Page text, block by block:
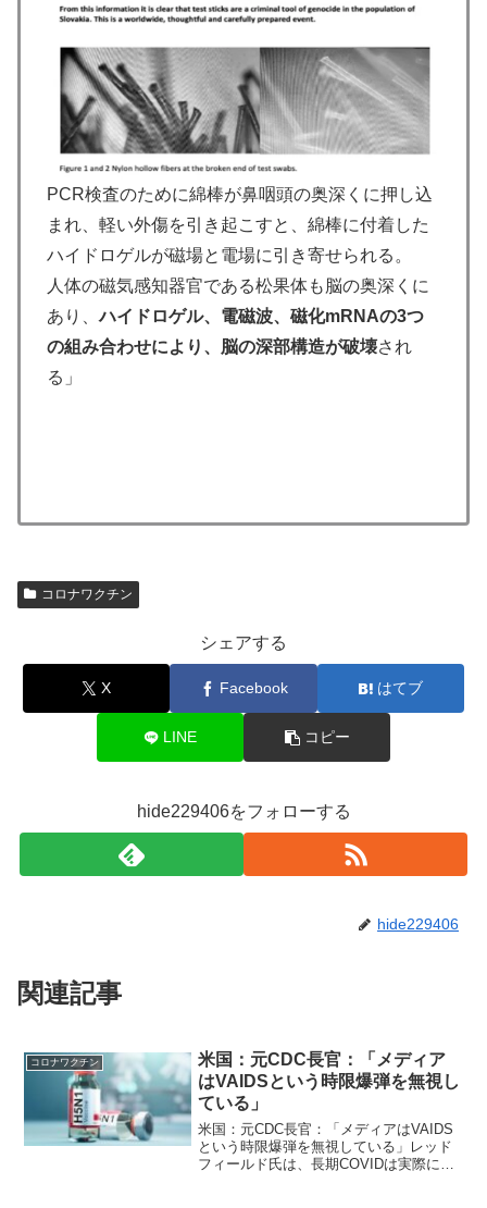
PCR検査のために綿棒が鼻咽頭の奥深くに押し込
まれ、軽い外傷を引き起こすと、綿棒に付着した
ハイドロゲルが磁場と電場に引き寄せられる。
人体の磁気感知器官である松果体も脳の奥深くに
あり、ハイドロゲル、電磁波、磁化mRNAの3つ
の組み合わせにより、脳の深部構造が破壊され
る」
コロナワクチン
シェアする
X Facebook はてブ
LINE コピー
hide229406をフォローする
hide229406
関連記事
コロナワクチン
米国：元CDC長官：「メディア
はVAIDSという時限爆弾を無視し
ている」
米国：元CDC長官：「メディアはVAIDS
という時限爆弾を無視している」レッド
フィールド氏は、長期COVIDは実際には